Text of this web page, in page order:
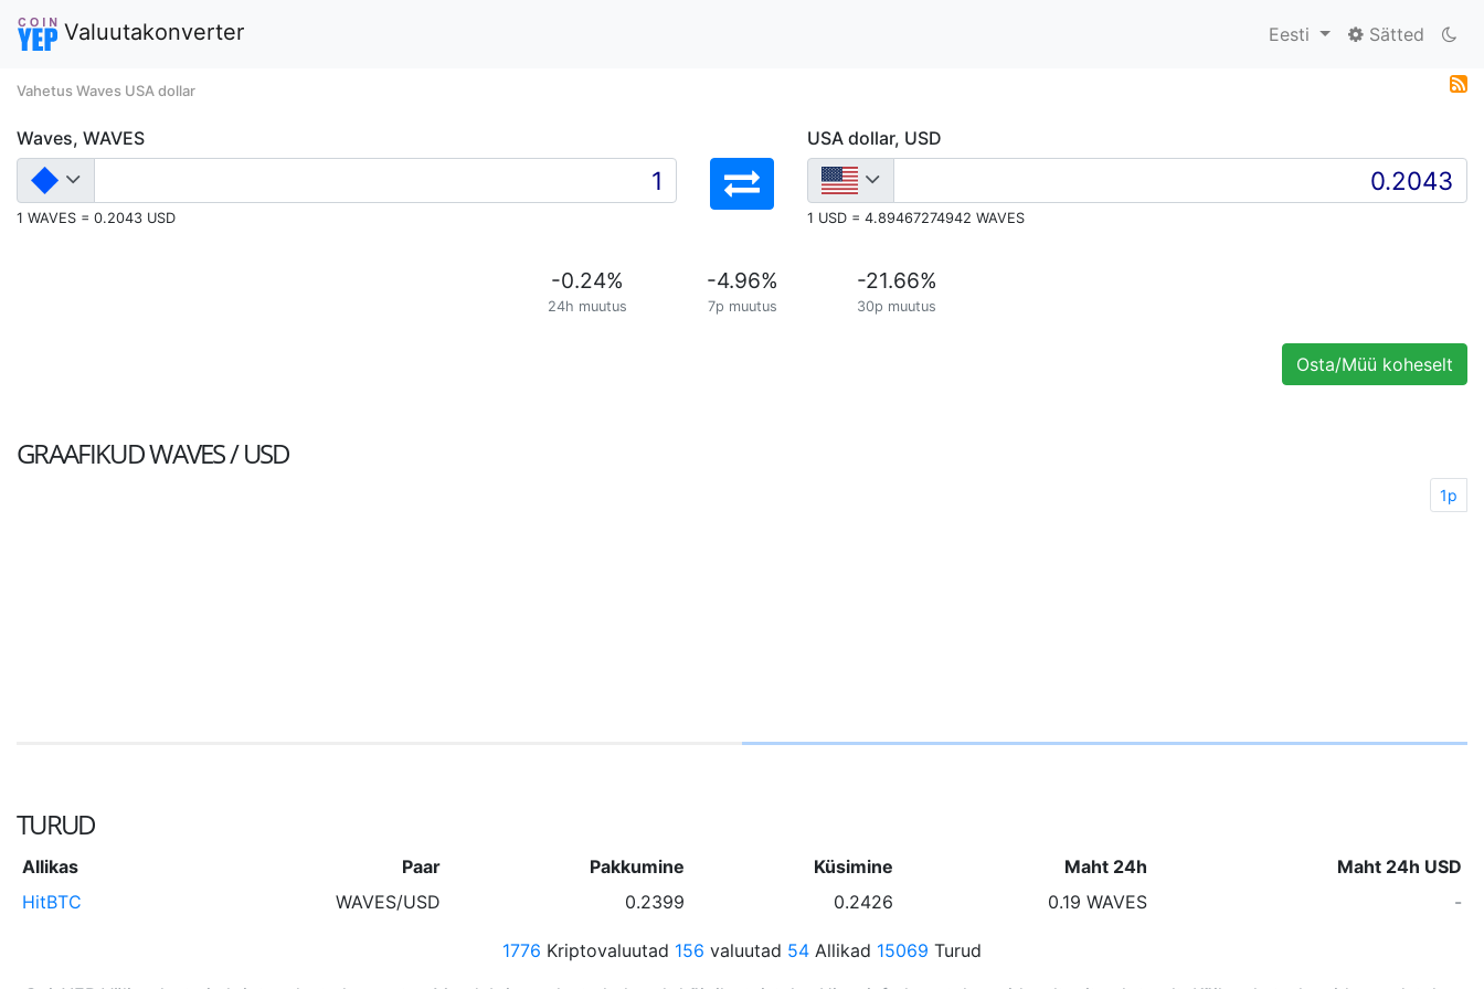
Valuutakonverter Eesti Sätted
Vahetus Waves USA dollar
Waves, WAVES
1 WAVES = 0.2043 USD
USA dollar, USD
1 USD = 4.89467274942 WAVES
-0.24%
24h muutus
-4.96%
7p muutus
-21.66%
30p muutus
Osta/Müü koheselt
GRAAFIKUDWAVES / USD
1p
TURUD
Allikas Paar Pakkumine Küsimine Maht 24h
Maht 24h USD
HitBTC
WAVES/USD 0.2399 0.2426 0.19 WAVES -
1776 Kriptovaluutad 156 valuutad 54 Allikad 15069 Turud